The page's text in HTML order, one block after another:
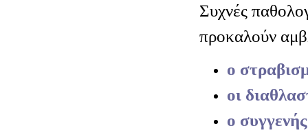
Συχνές
προκαλούν
ο
οι
ο